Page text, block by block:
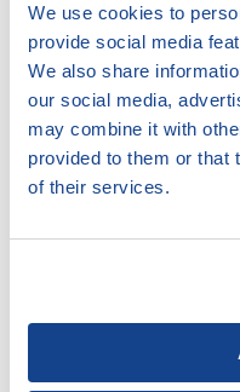
We use cookies to
provide social media
We also share
our social media,
may combine it with
provided to them or that
of their services.
Webinář:
zkoušky
z češtiny
zdrojích k JPZ k
(zejména tzv.
Rozdělit jednotlivé
didaktických […]